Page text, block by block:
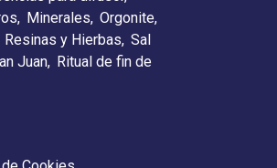
Minerales Orgonite
Resinas y Hierbas Sal
Juan Ritual de fin de